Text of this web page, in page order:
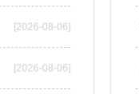
[2026-08-06]
[2026-08-06]